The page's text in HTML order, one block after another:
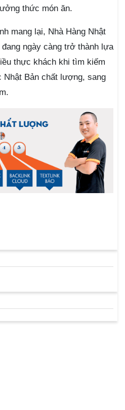
thức món ăn.
mang lại, Nhà Hàng Nhật
ngày càng trở thành lựa
thực khách khi tìm kiếm
Nhật Bản chất lượng, sang